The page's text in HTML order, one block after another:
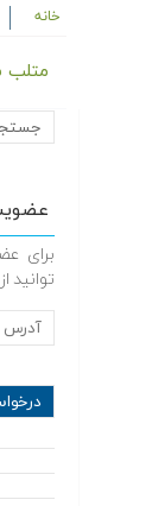
خانه
برای
توانید